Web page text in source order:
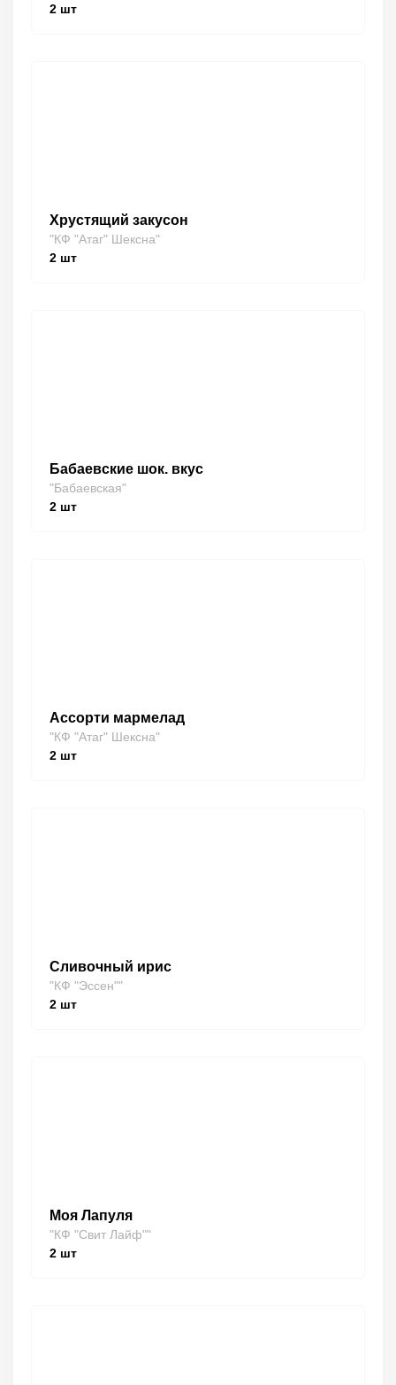
2 шт
Хрустящий закусон
"КФ "Атаг" Шексна"
2 шт
Бабаевские шок. вкус
"Бабаевская"
2 шт
Ассорти мармелад
"КФ "Атаг" Шексна"
2 шт
Сливочный ирис
"КФ "Эссен""
2 шт
Моя Лапуля
"КФ "Свит Лайф""
2 шт